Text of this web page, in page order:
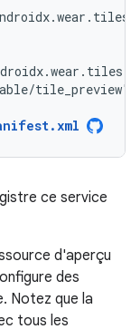
tile_preview"
ce service
d'aperçu
des
Notez que la
tous les